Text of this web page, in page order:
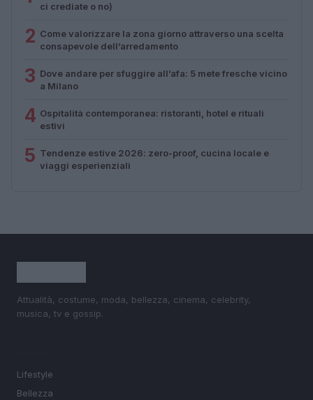
ci crediate o no)
2 Come valorizzare la zona giorno attraverso una scelta
consapevole dell’arredamento
3 Dove andare per sfuggire all’afa: 5 mete fresche vicino
a Milano
4 Ospitalità contemporanea: ristoranti, hotel e rituali
estivi
5 Tendenze estive 2026: zero-proof, cucina locale e
viaggi esperienziali
Attualità, costume, moda, bellezza, cinema, celebrity,
musica, tv e gossip.
Lifestyle
Bellezza